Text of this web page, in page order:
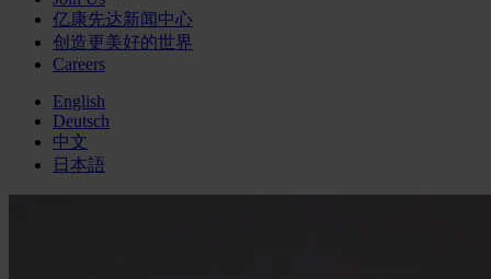
亿康先达新闻中心
创造更美好的世界
Careers
English
Deutsch
中文
日本語